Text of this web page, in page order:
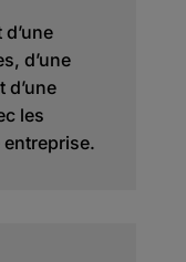
d’une
d’une
les